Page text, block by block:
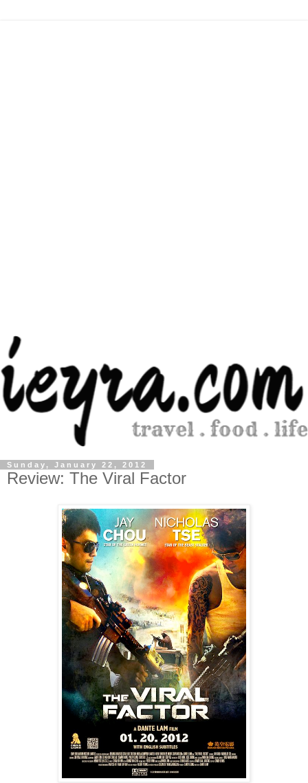
Sunday, January 22, 2012
Review: The Viral Factor